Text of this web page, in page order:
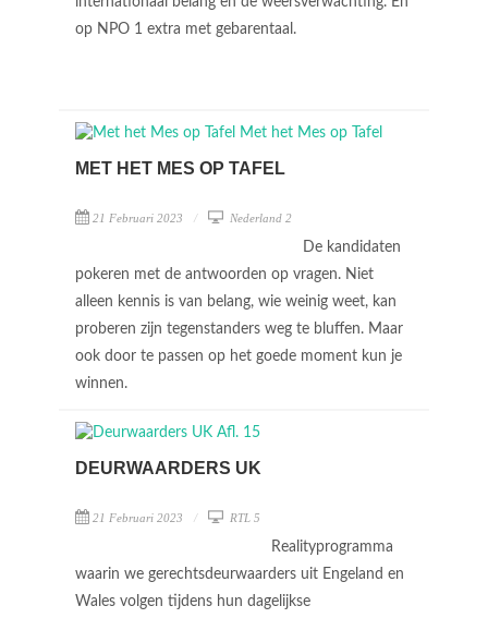
op NPO 1 extra met gebarentaal.
MET HET MES OP TAFEL
21 Februari 2023 Nederland 2
De kandidaten
pokeren met de antwoorden op vragen. Niet
alleen kennis is van belang, wie weinig weet, kan
proberen zijn tegenstanders weg te bluffen. Maar
ook door te passen op het goede moment kun je
winnen.
DEURWAARDERS UK
21 Februari 2023 RTL 5
Realityprogramma
waarin we gerechtsdeurwaarders uit Engeland en
Wales volgen tijdens hun dagelijkse